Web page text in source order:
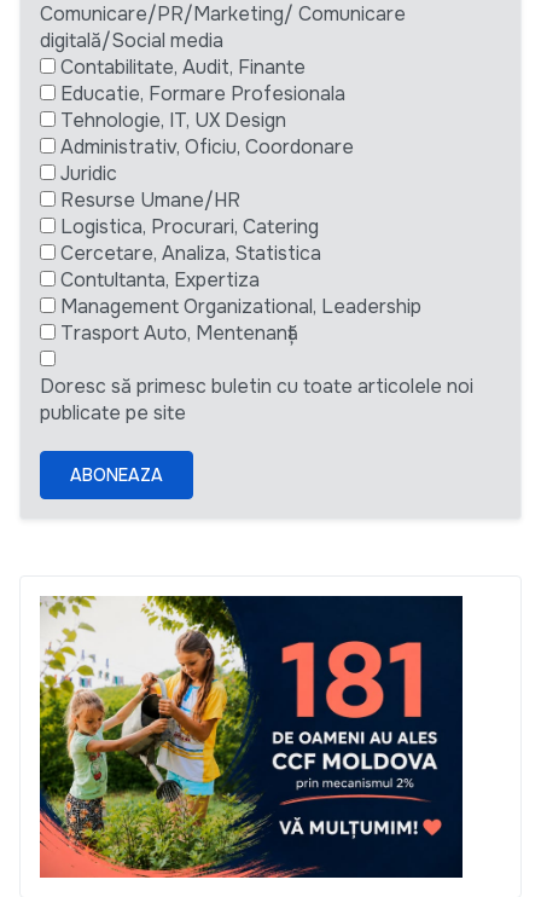
Comunicare/PR/Marketing/ Comunicare
digitală/Social media
Contabilitate, Audit, Finante
Educatie, Formare Profesionala
Tehnologie, IT, UX Design
Administrativ, Oficiu, Coordonare
Juridic
Resurse Umane/HR
Logistica, Procurari, Catering
Cercetare, Analiza, Statistica
Contultanta, Expertiza
Management Organizational, Leadership
Trasport Auto, Mentenanță
Doresc să primesc buletin cu toate articolele noi
publicate pe site
ABONEAZA